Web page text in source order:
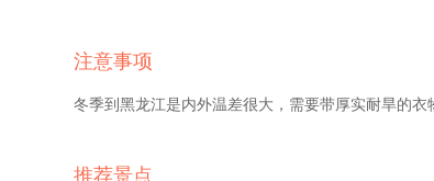
注意事项
冬季到黑龙江是内外温差很大，需要带厚实耐旱的
推荐景点